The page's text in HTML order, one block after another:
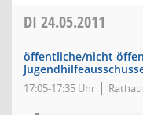
DI 24.05.2011
öffentliche/nicht
17:05-17:35 Uhr